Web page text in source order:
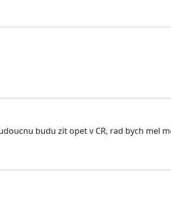
budu zit opet v CR, rad bych mel